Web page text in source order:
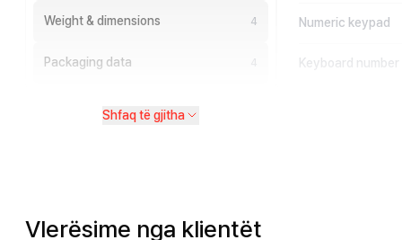
Weight & dimensions 4
Packaging data 4
Shfaq të gjitha
Numeric keypad
Keyboard number
Vlerësime nga klientët